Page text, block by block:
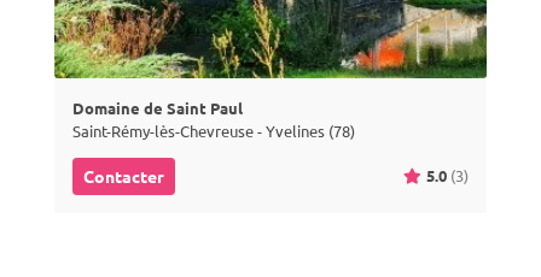
Domaine de Saint Paul
Saint-Rémy-lès-Chevreuse - Yvelines (78)
Contacter 5.0 (3)